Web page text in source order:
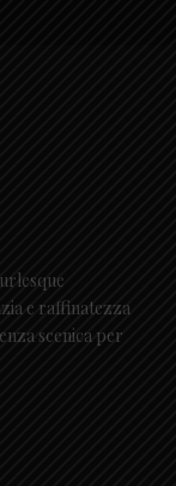
e raffinatezza
scenica per